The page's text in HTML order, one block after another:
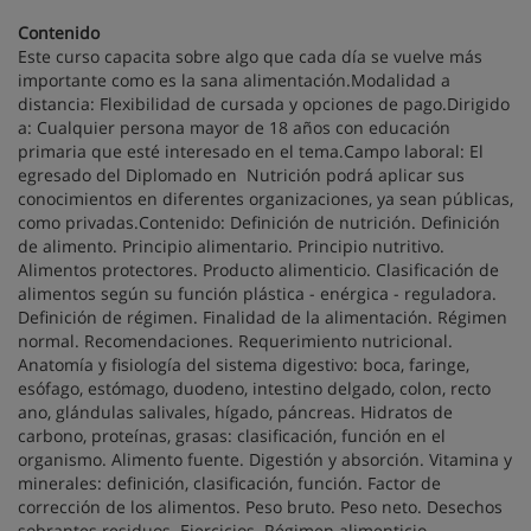
Contenido
Este curso capacita sobre algo que cada día se vuelve más
importante como es la sana alimentación.Modalidad a
distancia: Flexibilidad de cursada y opciones de pago.Dirigido
a: Cualquier persona mayor de 18 años con educación
primaria que esté interesado en el tema.Campo laboral: El
egresado del Diplomado en Nutrición podrá aplicar sus
conocimientos en diferentes organizaciones, ya sean públicas,
como privadas.Contenido: Definición de nutrición. Definición
de alimento. Principio alimentario. Principio nutritivo.
Alimentos protectores. Producto alimenticio. Clasificación de
alimentos según su función plástica - enérgica - reguladora.
Definición de régimen. Finalidad de la alimentación. Régimen
normal. Recomendaciones. Requerimiento nutricional.
Anatomía y fisiología del sistema digestivo: boca, faringe,
esófago, estómago, duodeno, intestino delgado, colon, recto
ano, glándulas salivales, hígado, páncreas. Hidratos de
carbono, proteínas, grasas: clasificación, función en el
organismo. Alimento fuente. Digestión y absorción. Vitamina y
minerales: definición, clasificación, función. Factor de
corrección de los alimentos. Peso bruto. Peso neto. Desechos